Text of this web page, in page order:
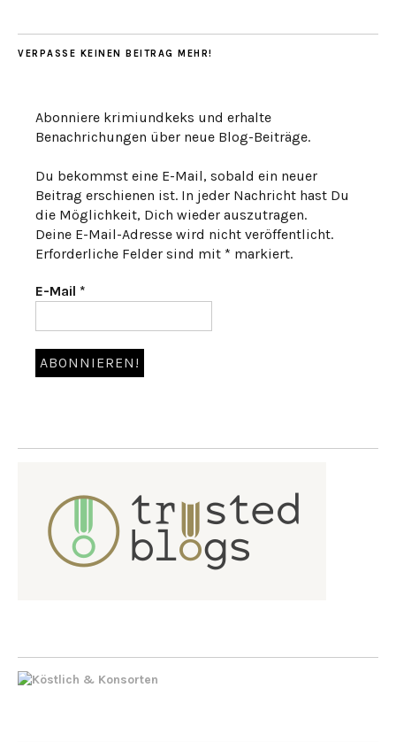
VERPASSE KEINEN BEITRAG MEHR!
Abonniere krimiundkeks und erhalte
Benachrichungen über neue Blog-Beiträge.
Du bekommst eine E-Mail, sobald ein neuer
Beitrag erschienen ist. In jeder Nachricht hast Du
die Möglichkeit, Dich wieder auszutragen.
Deine E-Mail-Adresse wird nicht veröffentlicht.
Erforderliche Felder sind mit * markiert.
E-Mail *